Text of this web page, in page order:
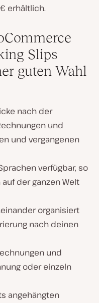
erhältlich.
Slips
guten Wahl
nach der
und
und vergangenen
verfügbar, so
der ganzen Welt
organisiert
nach deinen
und
oder einzeln
angehängten